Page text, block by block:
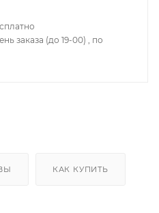
заказа (до 19-00) , по
КАК КУПИТЬ